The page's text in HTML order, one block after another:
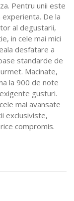
Pentru unii este
De la
al degustarii,
in cele mai mici
desfatare a
standarde de
Macinate,
la 900 de note
gusturi.
mai avansate
exclusiviste,
compromis.